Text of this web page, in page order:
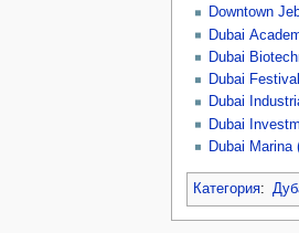
Downtown
Dubai
Dubai
Dubai
Dubai
Dubai
Dubai Marina
Категория: